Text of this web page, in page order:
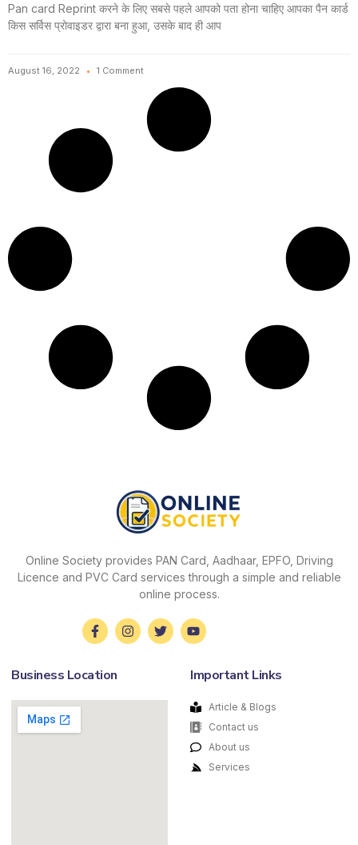
Pan card Reprint करने के लिए सबसे पहले आपको पता होना चाहिए आपका पैन कार्ड
किस सर्विस प्रोवाइडर द्वारा बना हुआ, उसके बाद ही आप
August 16, 2022 1 Comment
Online Society provides PAN Card, Aadhaar, EPFO, Driving
Licence and PVC Card services through a simple and reliable
online process.
Business Location Important Links
Article & Blogs
Contact us
About us
Services